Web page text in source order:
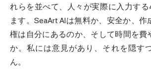
れらを並べて、人々が実際に入力する
ます。SeaArt AIは無料か、安全か、
権は自分にあるのか、そして時間を費
か。私には意見があり、それを隠す
ん。